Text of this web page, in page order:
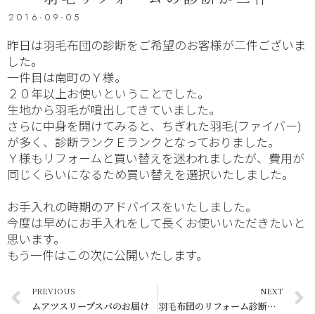
2016-09-05
昨日は羽毛布団の診断をご希望のお客様が二件ございま
した。
一件目は南町のＹ様。
２０年以上お使いということでした。
生地から羽毛が噴出してきていました。
さらに中身を開けてみると、ちぎれた羽毛(ファイバー)
が多く、診断ランクＥランクとなっておりました。
Ｙ様もリフォームと買い替えを迷われましたが、費用が
同じくらいになるため買い替えを選択いたしました。
お手入れの時期のアドバイスをいたしました。
今度は早めにお手入れをして長くお使いいただきたいと
思います。
もう一件はこの次に公開いたします。
PREVIOUS
ムアツスリープスパのお届け
NEXT
羽毛布団のリフォーム診断の二件目